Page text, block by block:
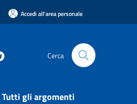
Accedi all'area personale
Cerca
Tutti gli argomenti